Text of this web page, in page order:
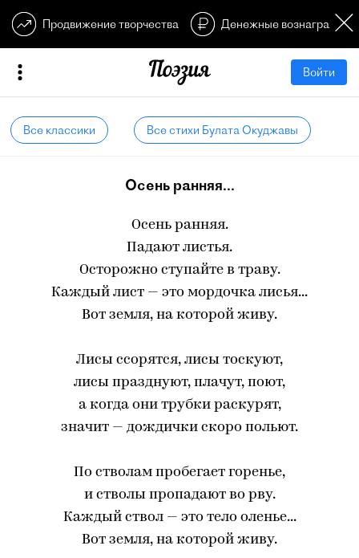
Продвижение творчества Денежные
Войти
Все классики Все стихи Булата Окуджавы
Осень ранняя...
Осень ранняя.
Падают листья.
Осторожно ступайте в траву.
Каждый лист — это мордочка лисья...
Вот земля, на которой живу.
Лисы ссорятся, лисы тоскуют,
лисы празднуют, плачут, поют,
а когда они трубки раскурят,
значит — дождички скоро польют.
По стволам пробегает горенье,
и стволы пропадают во рву.
Каждый ствол — это тело оленье...
Вот земля, на которой живу.